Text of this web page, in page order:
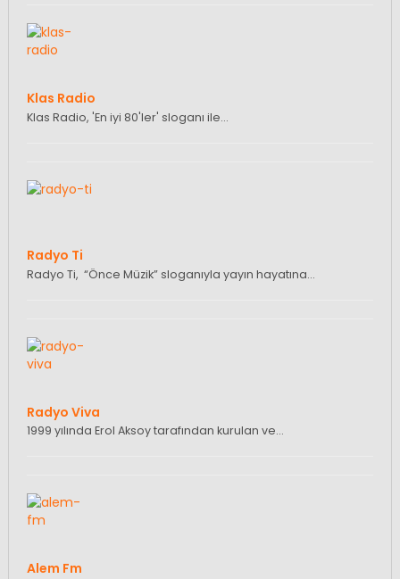
Klas Radio
Klas Radio, 'En iyi 80'ler' sloganı ile…
Radyo Ti
Radyo Ti, “Önce Müzik” sloganıyla yayın hayatına…
Radyo Viva
1999 yılında Erol Aksoy tarafından kurulan ve…
Alem Fm